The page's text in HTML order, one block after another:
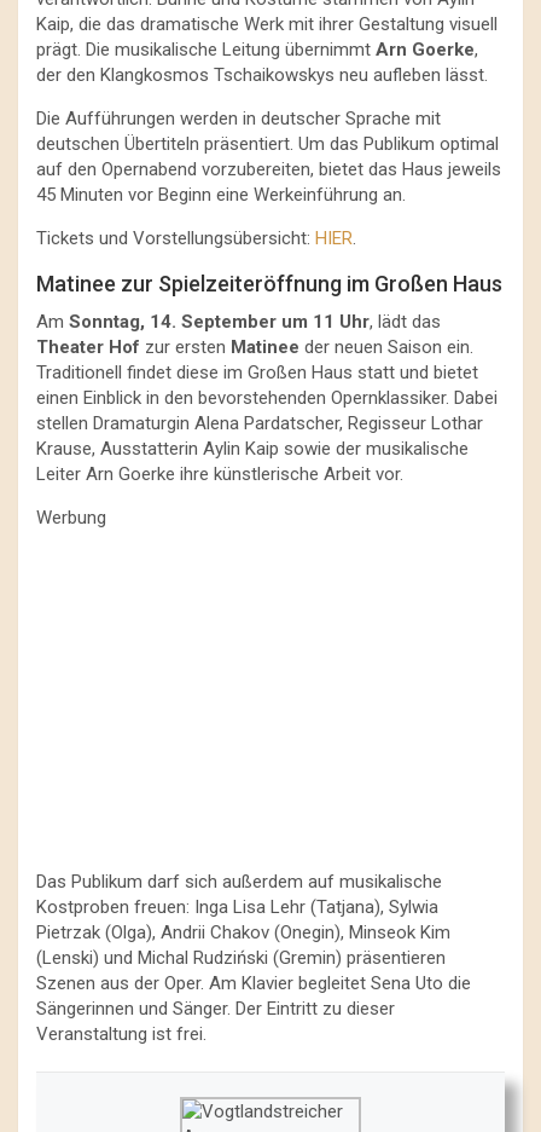
Kaip, die das dramatische Werk mit ihrer Gestaltung visuell
prägt. Die musikalische Leitung übernimmt Arn Goerke,
der den Klangkosmos Tschaikowskys neu aufleben lässt.
Die Aufführungen werden in deutscher Sprache mit
deutschen Übertiteln präsentiert. Um das Publikum optimal
auf den Opernabend vorzubereiten, bietet das Haus jeweils
45 Minuten vor Beginn eine Werkeinführung an.
Tickets und Vorstellungsübersicht: HIER.
Matinee zur Spielzeiteröffnung im Großen Haus
Am Sonntag, 14. September um 11 Uhr, lädt das
Theater Hof zur ersten Matinee der neuen Saison ein.
Traditionell findet diese im Großen Haus statt und bietet
einen Einblick in den bevorstehenden Opernklassiker. Dabei
stellen Dramaturgin Alena Pardatscher, Regisseur Lothar
Krause, Ausstatterin Aylin Kaip sowie der musikalische
Leiter Arn Goerke ihre künstlerische Arbeit vor.
Werbung
Das Publikum darf sich außerdem auf musikalische
Kostproben freuen: Inga Lisa Lehr (Tatjana), Sylwia
Pietrzak (Olga), Andrii Chakov (Onegin), Minseok Kim
(Lenski) und Michal Rudziński (Gremin) präsentieren
Szenen aus der Oper. Am Klavier begleitet Sena Uto die
Sängerinnen und Sänger. Der Eintritt zu dieser
Veranstaltung ist frei.